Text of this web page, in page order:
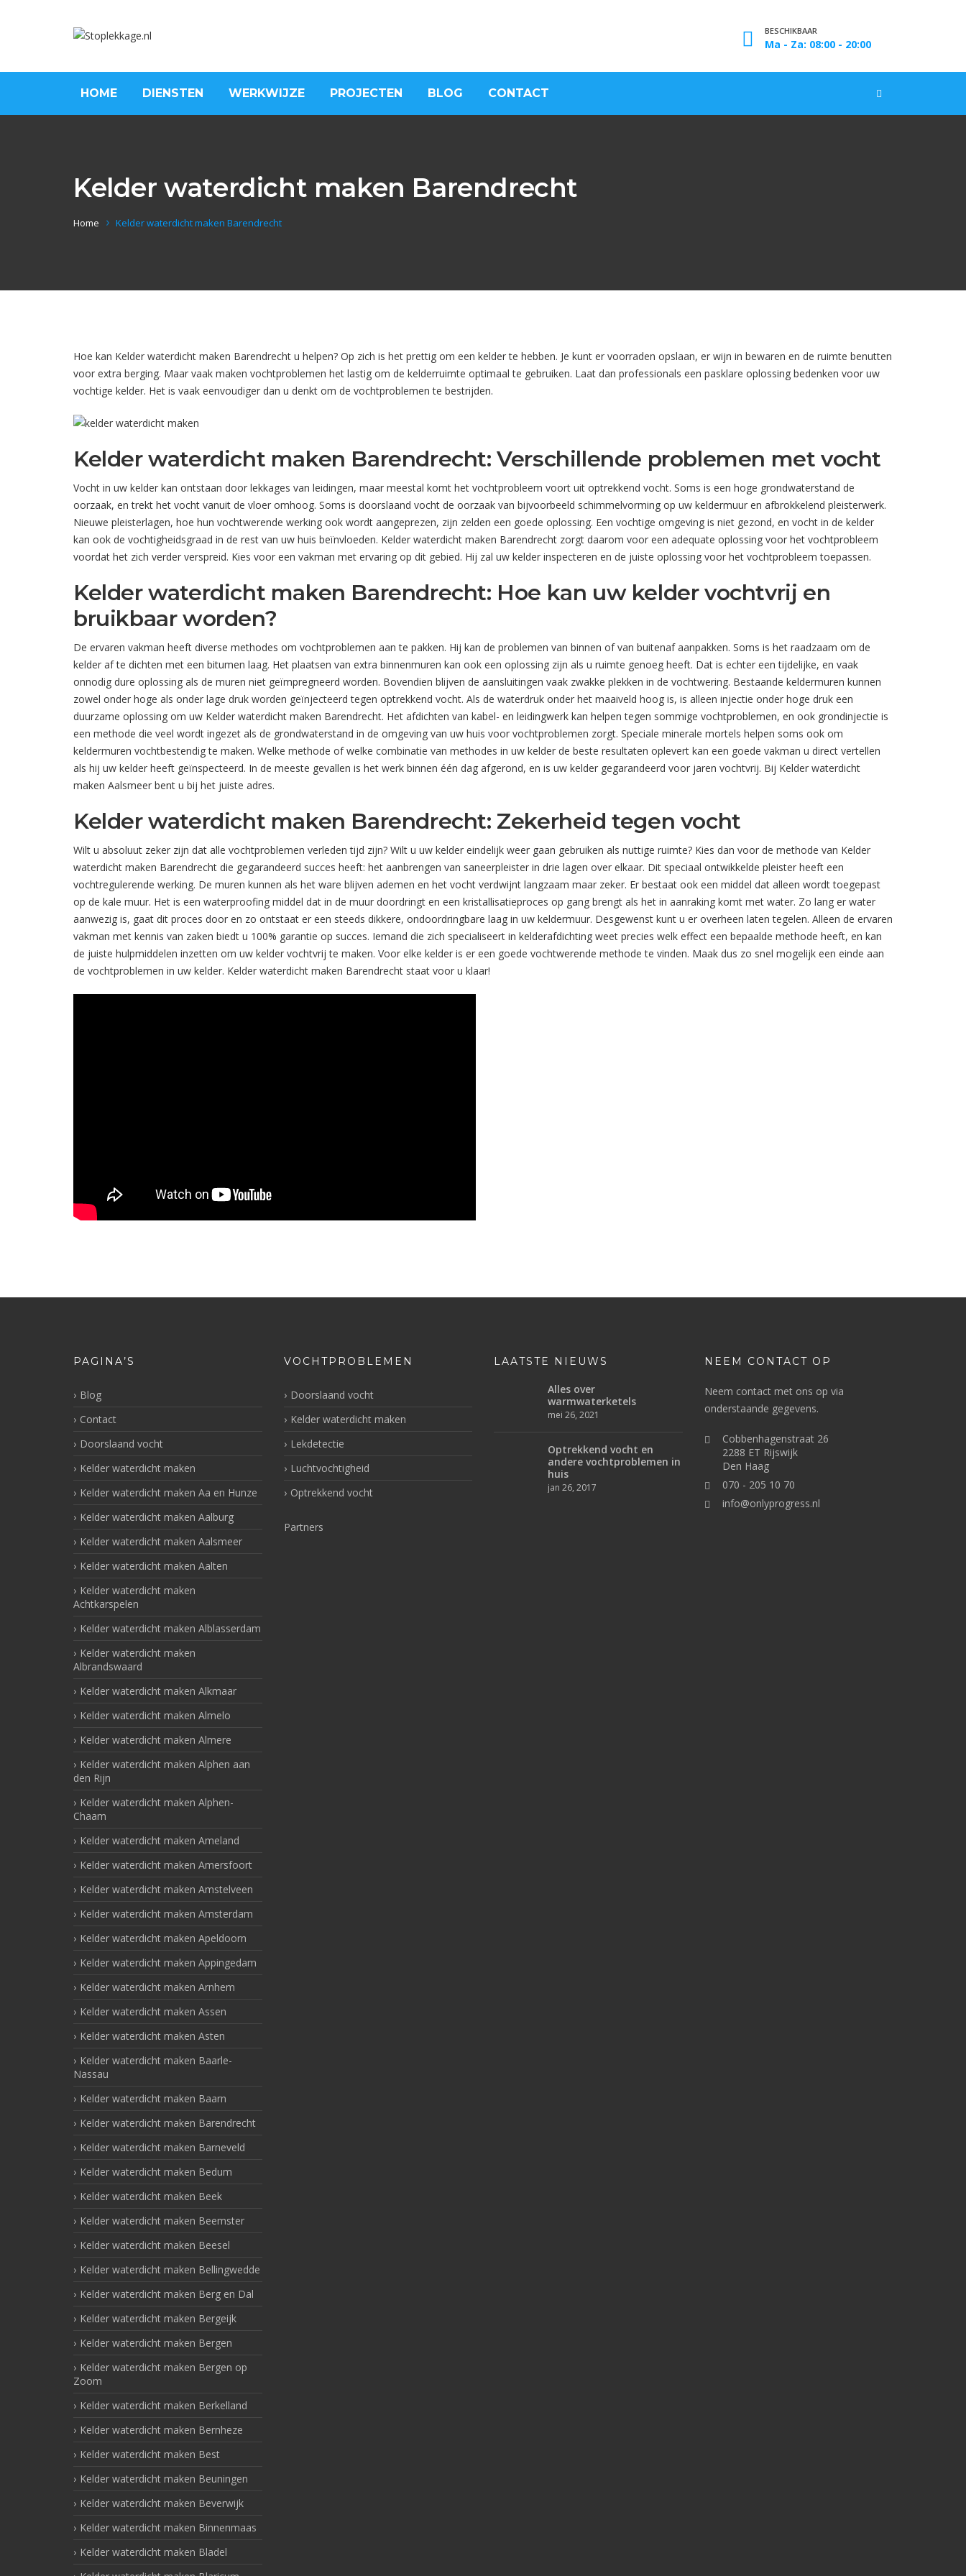
BESCHIKBAAR
Ma - Za: 08:00 - 20:00
HOME DIENSTEN WERKWIJZE PROJECTEN BLOG CONTACT
Kelder waterdicht maken Barendrecht
Home Kelder waterdicht maken Barendrecht
Hoe kan Kelder waterdicht maken Barendrecht u helpen? Op zich is het prettig om een kelder te hebben. Je kunt er voorraden opslaan, er wijn in bewaren en de ruimte benutten
voor extra berging. Maar vaak maken vochtproblemen het lastig om de kelderruimte optimaal te gebruiken. Laat dan professionals een pasklare oplossing bedenken voor uw
vochtige kelder. Het is vaak eenvoudiger dan u denkt om de vochtproblemen te bestrijden.
Kelder waterdicht maken Barendrecht: Verschillende problemen met vocht
Vocht in uw kelder kan ontstaan door lekkages van leidingen, maar meestal komt het vochtprobleem voort uit optrekkend vocht. Soms is een hoge grondwaterstand de
oorzaak, en trekt het vocht vanuit de vloer omhoog. Soms is doorslaand vocht de oorzaak van bijvoorbeeld schimmelvorming op uw keldermuur en afbrokkelend pleisterwerk.
Nieuwe pleisterlagen, hoe hun vochtwerende werking ook wordt aangeprezen, zijn zelden een goede oplossing. Een vochtige omgeving is niet gezond, en vocht in de kelder
kan ook de vochtigheidsgraad in de rest van uw huis beïnvloeden. Kelder waterdicht maken Barendrecht zorgt daarom voor een adequate oplossing voor het vochtprobleem
voordat het zich verder verspreid. Kies voor een vakman met ervaring op dit gebied. Hij zal uw kelder inspecteren en de juiste oplossing voor het vochtprobleem toepassen.
Kelder waterdicht maken Barendrecht: Hoe kan uw kelder vochtvrij en
bruikbaar worden?
De ervaren vakman heeft diverse methodes om vochtproblemen aan te pakken. Hij kan de problemen van binnen of van buitenaf aanpakken. Soms is het raadzaam om de
kelder af te dichten met een bitumen laag. Het plaatsen van extra binnenmuren kan ook een oplossing zijn als u ruimte genoeg heeft. Dat is echter een tijdelijke, en vaak
onnodig dure oplossing als de muren niet geïmpregneerd worden. Bovendien blijven de aansluitingen vaak zwakke plekken in de vochtwering. Bestaande keldermuren kunnen
zowel onder hoge als onder lage druk worden geïnjecteerd tegen optrekkend vocht. Als de waterdruk onder het maaiveld hoog is, is alleen injectie onder hoge druk een
duurzame oplossing om uw Kelder waterdicht maken Barendrecht. Het afdichten van kabel- en leidingwerk kan helpen tegen sommige vochtproblemen, en ook grondinjectie is
een methode die veel wordt ingezet als de grondwaterstand in de omgeving van uw huis voor vochtproblemen zorgt. Speciale minerale mortels helpen soms ook om
keldermuren vochtbestendig te maken. Welke methode of welke combinatie van methodes in uw kelder de beste resultaten oplevert kan een goede vakman u direct vertellen
als hij uw kelder heeft geïnspecteerd. In de meeste gevallen is het werk binnen één dag afgerond, en is uw kelder gegarandeerd voor jaren vochtvrij. Bij Kelder waterdicht
maken Aalsmeer bent u bij het juiste adres.
Kelder waterdicht maken Barendrecht: Zekerheid tegen vocht
Wilt u absoluut zeker zijn dat alle vochtproblemen verleden tijd zijn? Wilt u uw kelder eindelijk weer gaan gebruiken als nuttige ruimte? Kies dan voor de methode van Kelder
waterdicht maken Barendrecht die gegarandeerd succes heeft: het aanbrengen van saneerpleister in drie lagen over elkaar. Dit speciaal ontwikkelde pleister heeft een
vochtregulerende werking. De muren kunnen als het ware blijven ademen en het vocht verdwijnt langzaam maar zeker. Er bestaat ook een middel dat alleen wordt toegepast
op de kale muur. Het is een waterproofing middel dat in de muur doordringt en een kristallisatieproces op gang brengt als het in aanraking komt met water. Zo lang er water
aanwezig is, gaat dit proces door en zo ontstaat er een steeds dikkere, ondoordringbare laag in uw keldermuur. Desgewenst kunt u er overheen laten tegelen. Alleen de ervaren
vakman met kennis van zaken biedt u 100% garantie op succes. Iemand die zich specialiseert in kelderafdichting weet precies welk effect een bepaalde methode heeft, en kan
de juiste hulpmiddelen inzetten om uw kelder vochtvrij te maken. Voor elke kelder is er een goede vochtwerende methode te vinden. Maak dus zo snel mogelijk een einde aan
de vochtproblemen in uw kelder. Kelder waterdicht maken Barendrecht staat voor u klaar!
PAGINA’S
Blog
Contact
Doorslaand vocht
Kelder waterdicht maken
Kelder waterdicht maken Aa en Hunze
Kelder waterdicht maken Aalburg
Kelder waterdicht maken Aalsmeer
Kelder waterdicht maken Aalten
Kelder waterdicht maken
Achtkarspelen
Kelder waterdicht maken Alblasserdam
Kelder waterdicht maken
Albrandswaard
Kelder waterdicht maken Alkmaar
Kelder waterdicht maken Almelo
Kelder waterdicht maken Almere
Kelder waterdicht maken Alphen aan
den Rijn
Kelder waterdicht maken Alphen-
Chaam
Kelder waterdicht maken Ameland
Kelder waterdicht maken Amersfoort
Kelder waterdicht maken Amstelveen
Kelder waterdicht maken Amsterdam
Kelder waterdicht maken Apeldoorn
Kelder waterdicht maken Appingedam
Kelder waterdicht maken Arnhem
Kelder waterdicht maken Assen
Kelder waterdicht maken Asten
Kelder waterdicht maken Baarle-
Nassau
Kelder waterdicht maken Baarn
Kelder waterdicht maken Barendrecht
Kelder waterdicht maken Barneveld
Kelder waterdicht maken Bedum
Kelder waterdicht maken Beek
Kelder waterdicht maken Beemster
Kelder waterdicht maken Beesel
Kelder waterdicht maken Bellingwedde
Kelder waterdicht maken Berg en Dal
Kelder waterdicht maken Bergeijk
Kelder waterdicht maken Bergen
Kelder waterdicht maken Bergen op
Zoom
Kelder waterdicht maken Berkelland
Kelder waterdicht maken Bernheze
Kelder waterdicht maken Best
Kelder waterdicht maken Beuningen
Kelder waterdicht maken Beverwijk
Kelder waterdicht maken Binnenmaas
Kelder waterdicht maken Bladel
VOCHTPROBLEMEN
Doorslaand vocht
Kelder waterdicht maken
Lekdetectie
Luchtvochtigheid
Optrekkend vocht
Partners
LAATSTE NIEUWS
Alles over
warmwaterketels
mei 26, 2021
Optrekkend vocht en
andere vochtproblemen in
huis
jan 26, 2017
NEEM CONTACT OP
Neem contact met ons op via
onderstaande gegevens.
Cobbenhagenstraat 26
2288 ET Rijswijk
Den Haag
070 - 205 10 70
info@onlyprogress.nl